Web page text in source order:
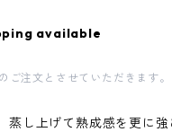
available
ご注文とさせていただきます。
蒸し上げて熟成感を更に強